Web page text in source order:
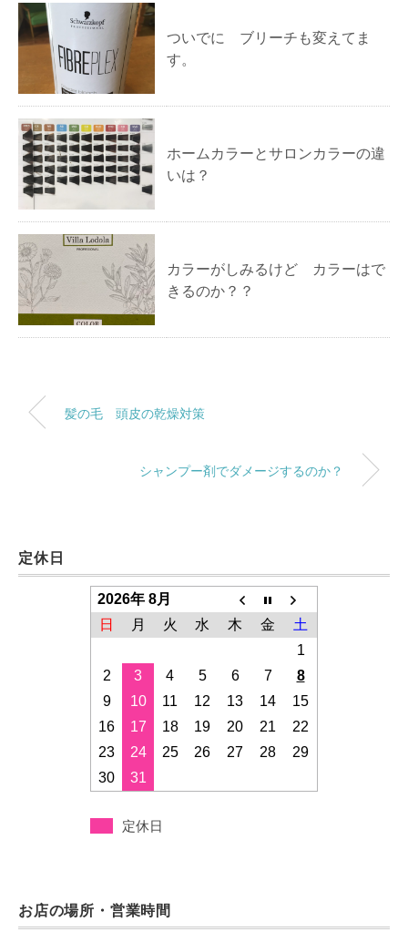
ついでに ブリーチも変えてま
す。
ホームカラーとサロンカラーの違
いは？
カラーがしみるけど カラーはで
きるのか？？
髪の毛 頭皮の乾燥対策
シャンプー剤でダメージするのか？
定休日
2026年 8月
日
月 火 水 木 金
土
1
2
3 4 5 6 7
8
9
10 11 12 13 14
15
16
17 18 19 20 21
22
23
24 25 26 27 28
29
30
31
定休日
お店の場所・営業時間